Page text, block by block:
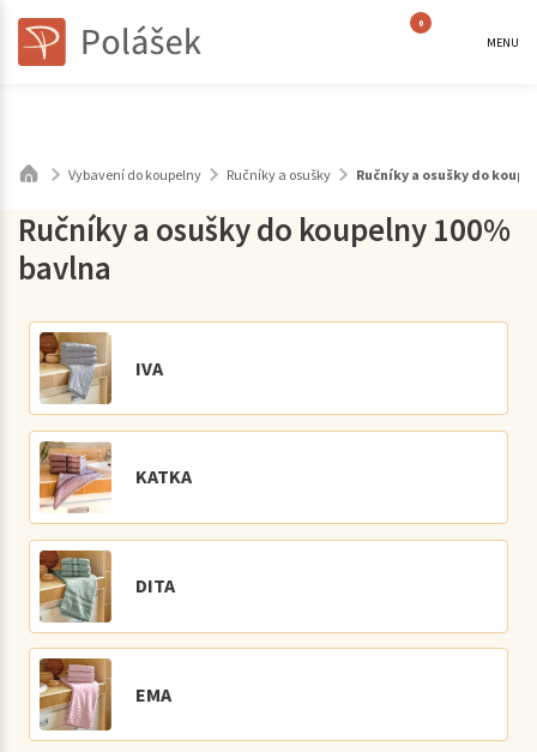
0
MENU
Vybavení do koupelny Ručníky a osušky Ručníky a osušky do
Ručníky a osušky do koupelny 100%
bavlna
IVA
KATKA
DITA
EMA